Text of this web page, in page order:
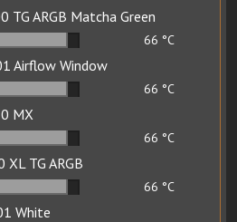
TG ARGB Matcha Green
66 °C
Airflow Window
66 °C
MX
66 °C
TG ARGB
66 °C
White